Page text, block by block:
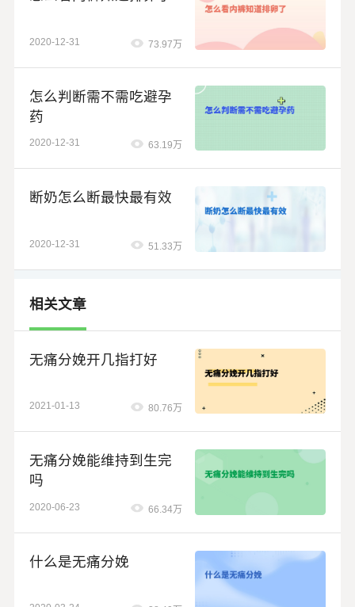
2020-12-31 73.97万
怎么判断需不需吃避孕
药
2020-12-31 63.19万
断奶怎么断最快最有效
2020-12-31 51.33万
相关文章
无痛分娩开几指打好
2021-01-13 80.76万
无痛分娩能维持到生完
吗
2020-06-23 66.34万
什么是无痛分娩